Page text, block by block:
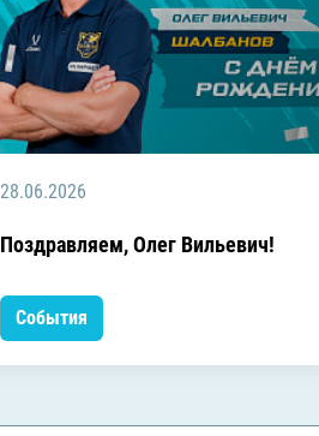
28.06.2026
Поздравляем, Олег Вильевич!
События